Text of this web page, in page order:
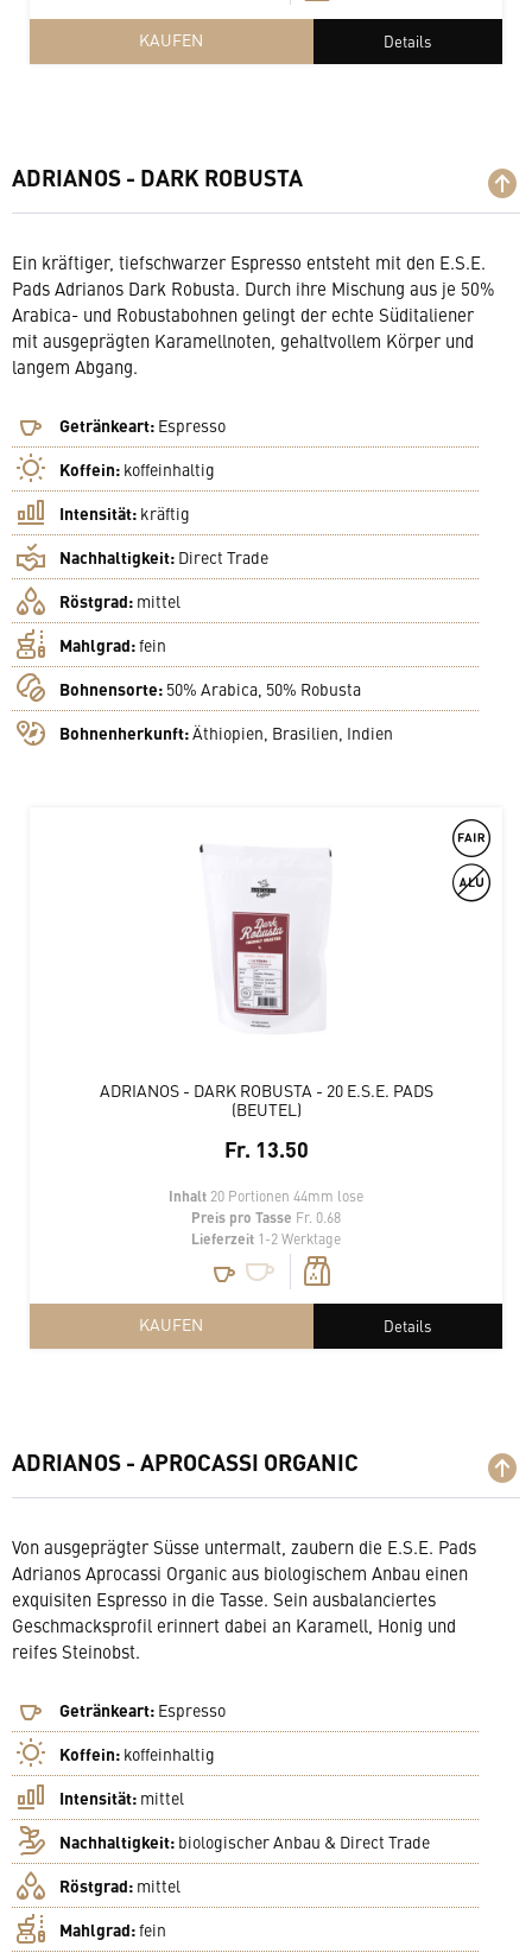
Details
KAUFEN
ADRIANOS - DARK ROBUSTA
Ein kräftiger, tiefschwarzer Espresso entsteht mit den E.S.E.
Pads Adrianos Dark Robusta. Durch ihre Mischung aus je 50%
Arabica- und Robustabohnen gelingt der echte Süditaliener
mit ausgeprägten Karamellnoten, gehaltvollem Körper und
langem Abgang.
Getränkeart: Espresso
Koffein: koffeinhaltig
Intensität: kräftig
Nachhaltigkeit: Direct Trade
Röstgrad: mittel
Mahlgrad:fein
Bohnensorte: 50% Arabica, 50% Robusta
Bohnenherkunft:Äthiopien, Brasilien, Indien
ADRIANOS - DARK ROBUSTA - 20 E.S.E. PADS
(BEUTEL)
Fr. 13.50
Inhalt 20 Portionen 44mm lose
Preis pro Tasse Fr. 0.68
Lieferzeit 1-2 Werktage
Details
KAUFEN
ADRIANOS - APROCASSI ORGANIC
Von ausgeprägter Süsse untermalt, zaubern die E.S.E. Pads
Adrianos Aprocassi Organic aus biologischem Anbau einen
exquisiten Espresso in die Tasse. Sein ausbalanciertes
Geschmacksprofil erinnert dabei an Karamell, Honig und
reifes Steinobst.
Getränkeart: Espresso
Koffein: koffeinhaltig
Intensität: mittel
Nachhaltigkeit: biologischer Anbau & Direct Trade
Röstgrad: mittel
Mahlgrad:fein